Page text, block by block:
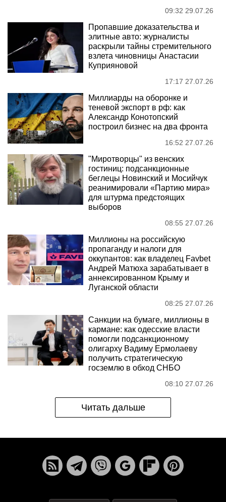
09:32 29.07.26
Пропавшие доказательства и
элитные авто: журналисты
раскрыли тайны стремительного
взлета чиновницы Анастасии
Куприяновой
17:17 27.07.26
Миллиарды на оборонке и
теневой экспорт в рф: как
Александр Конотопский
построил бизнес на два фронта
16:52 27.07.26
"Миротворцы" из венских
гостиниц: подсанкционные
беглецы Новинский и Мосийчук
реанимировали «Партию мира»
для штурма предстоящих
выборов
08:55 27.07.26
Миллионы на российскую
пропаганду и налоги для
оккупантов: как владелец Favbet
Андрей Матюха зарабатывает в
аннексированном Крыму и
Луганской области
08:25 27.07.26
Санкции на бумаге, миллионы в
кармане: как одесские власти
помогли подсанкционному
олигарху Вадиму Ермолаеву
получить стратегическую
госземлю в обход СНБО
08:10 27.07.26
Читать дальше